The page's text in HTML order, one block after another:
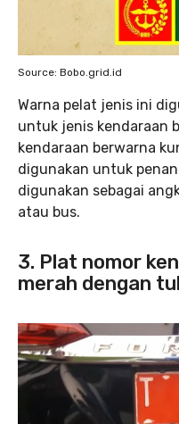
Source: Bobo.grid.id
Warna pelat jenis ini
untuk jenis kendaraan
kendaraan berwarna
digunakan untuk
digunakan sebagai
atau bus.
3. Plat nomor
merah dengan